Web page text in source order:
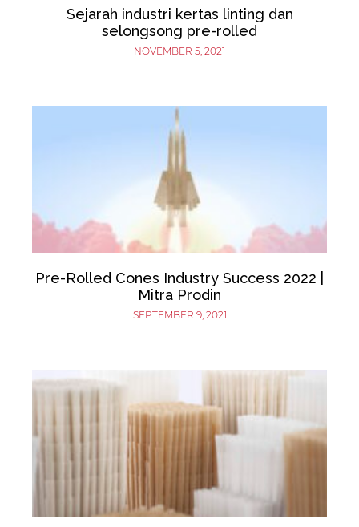
Sejarah industri kertas linting dan
selongsong pre-rolled
NOVEMBER 5, 2021
Pre-Rolled Cones Industry Success 2022 |
Mitra Prodin
SEPTEMBER 9, 2021